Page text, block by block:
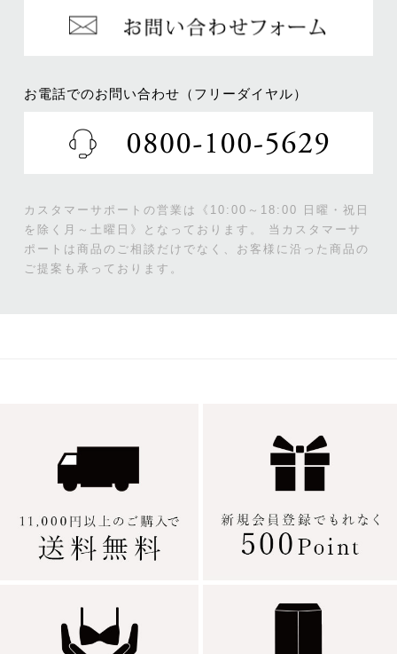
お電話でのお問い合わせ（フリーダイヤル）
カスタマーサポートの営業は《10:00～18:00 日曜・祝日
を除く月～土曜日》となっております。
当カスタマーサ
ポートは商品のご相談だけでなく、お客様に沿った商品の
ご提案も承っております。